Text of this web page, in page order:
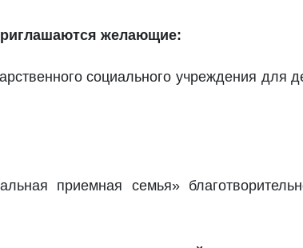
желающие:
социального учреждения для
приемная семья»